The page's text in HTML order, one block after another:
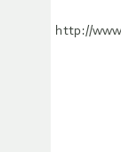
http://